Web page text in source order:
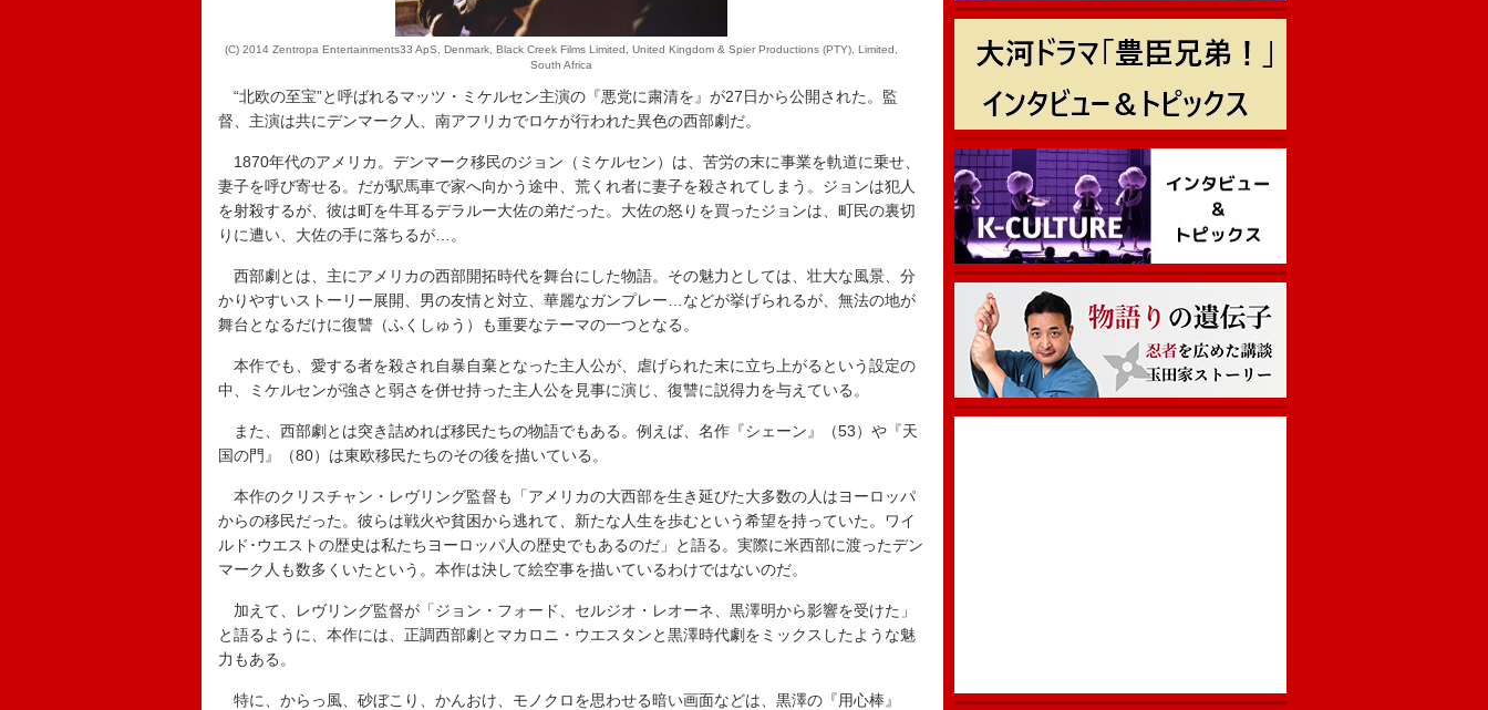
(C) 2014 Zentropa Entertainments33 ApS, Denmark, Black Creek Films Limited, United Kingdom & Spier Productions (PTY), Limited,
South Africa
“北欧の至宝”と呼ばれるマッツ・ミケルセン主演の『悪党に粛清を』が27日から公開された。監
督、主演は共にデンマーク人、南アフリカでロケが行われた異色の西部劇だ。
1870年代のアメリカ。デンマーク移民のジョン（ミケルセン）は、苦労の末に事業を軌道に乗せ、
妻子を呼び寄せる。だが駅馬車で家へ向かう途中、荒くれ者に妻子を殺されてしまう。ジョンは犯人
を射殺するが、彼は町を牛耳るデラルー大佐の弟だった。大佐の怒りを買ったジョンは、町民の裏切
りに遭い、大佐の手に落ちるが…。
西部劇とは、主にアメリカの西部開拓時代を舞台にした物語。その魅力としては、壮大な風景、分
かりやすいストーリー展開、男の友情と対立、華麗なガンプレー…などが挙げられるが、無法の地が
舞台となるだけに復讐（ふくしゅう）も重要なテーマの一つとなる。
本作でも、愛する者を殺され自暴自棄となった主人公が、虐げられた末に立ち上がるという設定の
中、ミケルセンが強さと弱さを併せ持った主人公を見事に演じ、復讐に説得力を与えている。
また、西部劇とは突き詰めれば移民たちの物語でもある。例えば、名作『シェーン』（53）や『天
国の門』（80）は東欧移民たちのその後を描いている。
本作のクリスチャン・レヴリング監督も「アメリカの大西部を生き延びた大多数の人はヨーロッパ
からの移民だった。彼らは戦火や貧困から逃れて、新たな人生を歩むという希望を持っていた。ワイ
ルド･ウエストの歴史は私たちヨーロッパ人の歴史でもあるのだ」と語る。実際に米西部に渡ったデン
マーク人も数多くいたという。本作は決して絵空事を描いているわけではないのだ。
加えて、レヴリング監督が「ジョン・フォード、セルジオ・レオーネ、黒澤明から影響を受けた」
と語るように、本作には、正調西部劇とマカロニ・ウエスタンと黒澤時代劇をミックスしたような魅
力もある。
特に、からっ風、砂ぼこり、かんおけ、モノクロを思わせる暗い画面などは、黒澤の『用心棒』